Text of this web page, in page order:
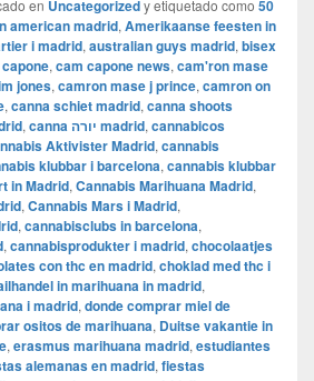
en Uncategorizedy etiquetado como 50
american madrid, Amerikaanse feesten in
i madrid, australian guys madrid, bisex
, cam capone news, cam'ron mase
jones, camron mase j prince, camron on
, canna schiet madrid, canna shoots
, canna יורה madrid, cannabicos
Aktivister Madrid, cannabis
klubbar i barcelona, cannabis klubbar
in Madrid, Cannabis Marihuana Madrid,
, Cannabis Mars i Madrid,
, cannabisclubs in barcelona,
, cannabisprodukter i madrid, chocolaatjes
con thc en madrid, choklad med thc i
in marihuana in madrid,
i madrid, donde comprar miel de
ositos de marihuana, Duitse vakantie in
, erasmus marihuana madrid, estudiantes
alemanas en madrid, fiestas